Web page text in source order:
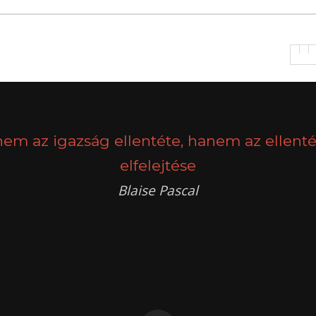
az igazság ellentéte, hanem az
elfelejtése
Blaise Pascal